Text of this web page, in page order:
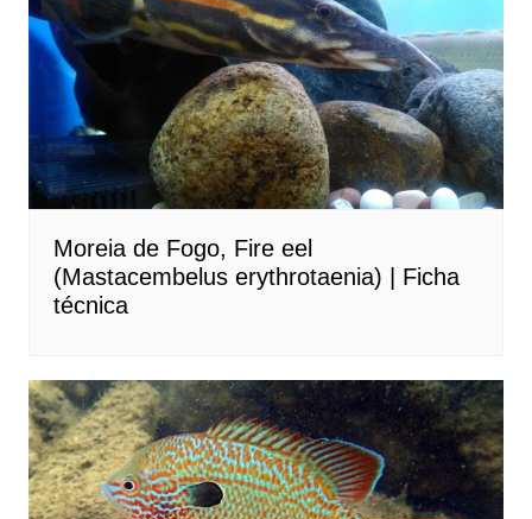
Moreia de Fogo, Fire eel
(Mastacembelus erythrotaenia) | Ficha
técnica